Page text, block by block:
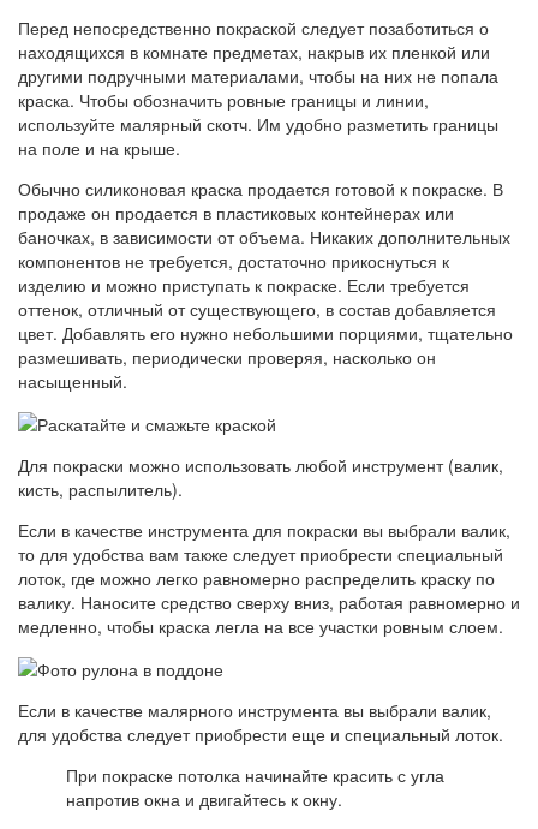
Перед непосредственно покраской следует позаботиться о
находящихся в комнате предметах, накрыв их пленкой или
другими подручными материалами, чтобы на них не попала
краска. Чтобы обозначить ровные границы и линии,
используйте малярный скотч. Им удобно разметить границы
на поле и на крыше.
Обычно силиконовая краска продается готовой к покраске. В
продаже он продается в пластиковых контейнерах или
баночках, в зависимости от объема. Никаких дополнительных
компонентов не требуется, достаточно прикоснуться к
изделию и можно приступать к покраске. Если требуется
оттенок, отличный от существующего, в состав добавляется
цвет. Добавлять его нужно небольшими порциями, тщательно
размешивать, периодически проверяя, насколько он
насыщенный.
Для покраски можно использовать любой инструмент (валик,
кисть, распылитель).
Если в качестве инструмента для покраски вы выбрали валик,
то для удобства вам также следует приобрести специальный
лоток, где можно легко равномерно распределить краску по
валику. Наносите средство сверху вниз, работая равномерно и
медленно, чтобы краска легла на все участки ровным слоем.
Если в качестве малярного инструмента вы выбрали валик,
для удобства следует приобрести еще и специальный лоток.
При покраске потолка начинайте красить с угла
напротив окна и двигайтесь к окну.